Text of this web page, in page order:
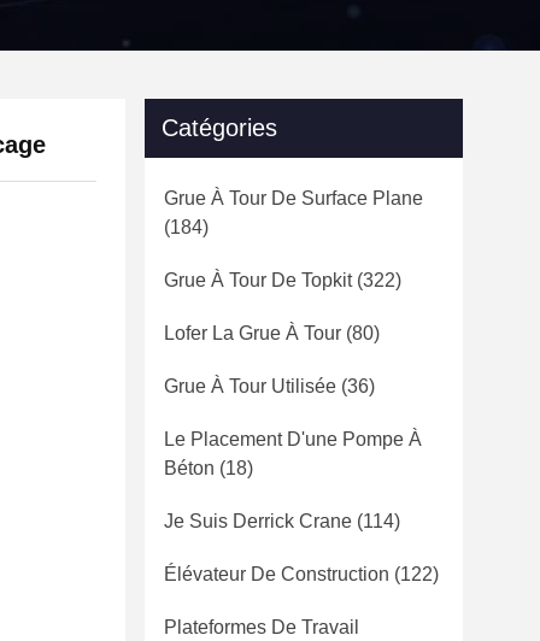
Catégories
Grue À Tour De Surface Plane
(184)
Grue À Tour De Topkit(322)
Lofer La Grue À Tour (80)
Grue À Tour Utilisée (36)
Le Placement D'une Pompe À
Béton (18)
Je Suis Derrick Crane (114)
Élévateur De Construction (122)
Plateformes De Travail